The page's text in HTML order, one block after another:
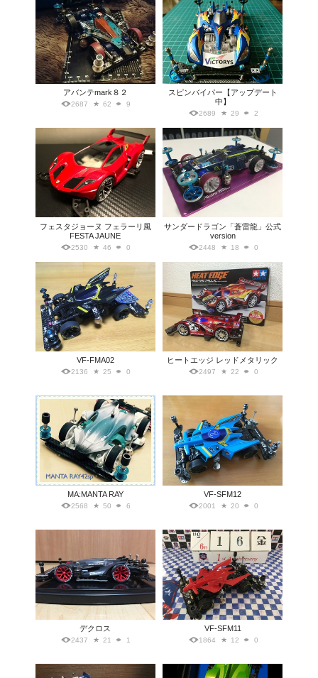
アバンテmark８２
2687 62 9
スピンバイパー【アップデート
中】
2689 29 2
フェスタジョーヌ フェラーリ風
FESTA JAUNE
2530 46 0
サンダードラゴン「蒼雷龍」公式
version
2448 18 0
VF-FMA02
2136 25 0
ヒートエッジ レッドメタリック
2497 22 0
MA:MANTA RAY
2568 50 6
VF-SFM12
2001 20 0
デクロス
2437 21 1
VF-SFM11
1864 12 0